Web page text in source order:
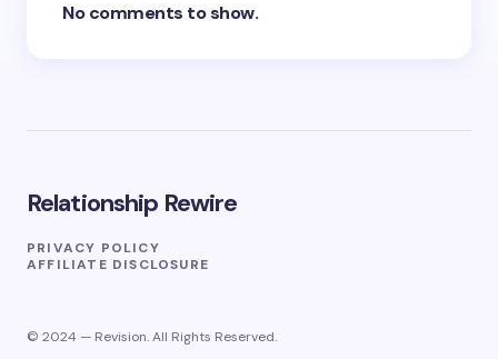
No comments to show.
Relationship Rewire
PRIVACY POLICY
AFFILIATE DISCLOSURE
© 2024 — Revision. All Rights Reserved.